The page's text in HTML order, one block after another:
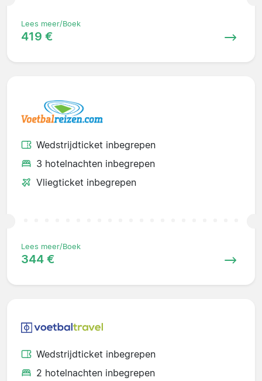
Lees meer/Boek
419 €
Wedstrijdticket inbegrepen
3 hotelnachten inbegrepen
Vliegticket inbegrepen
Lees meer/Boek
344 €
Wedstrijdticket inbegrepen
2 hotelnachten inbegrepen